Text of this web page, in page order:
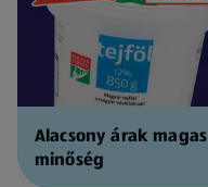
Alacsony árak magas
minőség